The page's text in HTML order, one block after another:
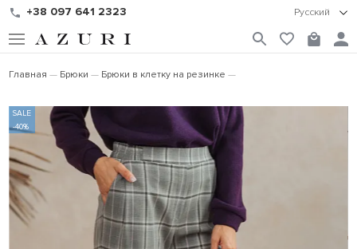
+38 097 641 2323 Русский
Главная Брюки Брюки в клетку на резинке